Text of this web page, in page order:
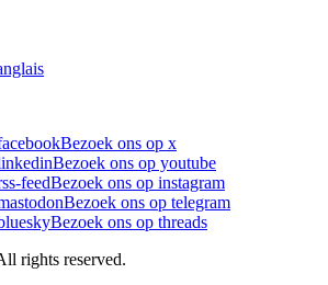
Bezoek ons op x
Bezoek ons op youtube
feedBezoek ons op instagram
Bezoek ons op telegram
Bezoek ons op threads
rights reserved.